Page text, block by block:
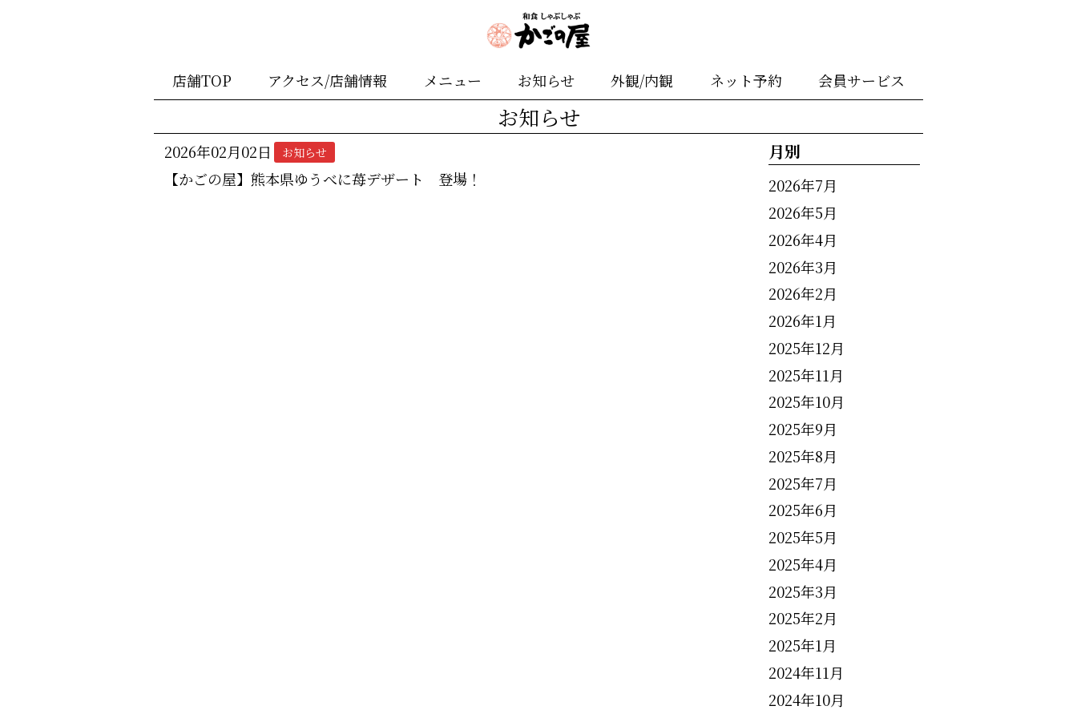
店舗TOP アクセス/店舗情報 メニュー お知らせ 外観/内観 ネット予約 会員サービス
お知らせ
2026年02月02日 お知らせ
【かごの屋】熊本県ゆうべに苺デザート 登場！
月別
2026年7月
2026年5月
2026年4月
2026年3月
2026年2月
2026年1月
2025年12月
2025年11月
2025年10月
2025年9月
2025年8月
2025年7月
2025年6月
2025年5月
2025年4月
2025年3月
2025年2月
2025年1月
2024年11月
2024年10月